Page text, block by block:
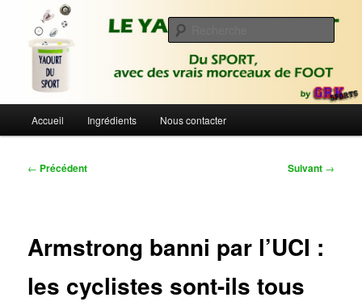
contenu
Le Yaourt du Sport
Du sport avec des vrais morceaux de foot | Gronique's Sports Blog
principal
Accueil Ingrédients Nous contacter
Navigation
← Précédent Suivant →
Armstrong banni par l’UCI :
les cyclistes sont-ils tous